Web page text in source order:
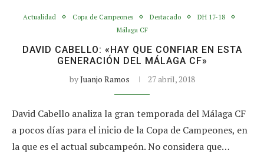
Actualidad Copa de Campeones Destacado
DH 17-18
Málaga CF
DAVID CABELLO: «HAY QUE CONFIAR EN ESTA
GENERACIÓN DEL MÁLAGA CF»
byJuanjo Ramos 27 abril, 2018
David Cabello analiza la gran temporada del Málaga CF
a pocos días para el inicio de la Copa de Campeones, en
la que es el actual subcampeón. No considera que…